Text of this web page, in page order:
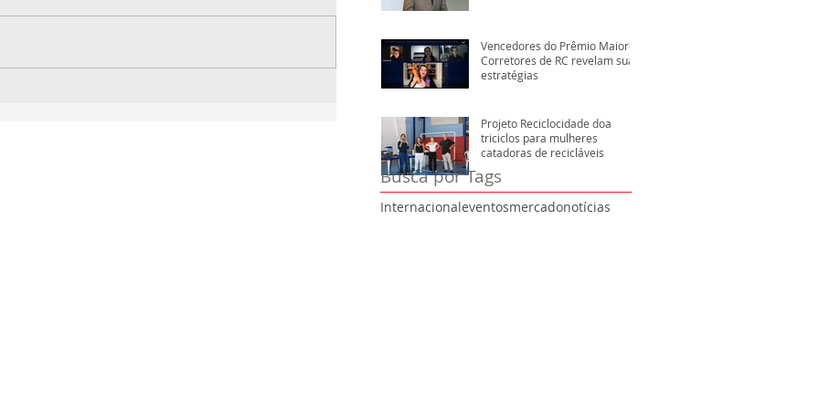
Busca por Tags
Internacionaleventosmercadonotícias
Vencedores do Prêmio Maiores
Corretores de RC revelam suas
estratégias
Projeto Reciclocidade doa
triciclos para mulheres
catadoras de recicláveis